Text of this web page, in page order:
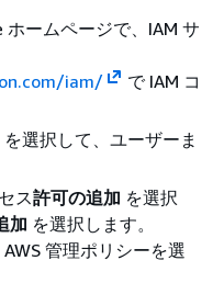
ームページで、IAM サ
iam/
で IAM コ
を選択して、ユーザーま
ス許可の追加 を選択
加 を選択します。
AWS 管理ポリシーを選